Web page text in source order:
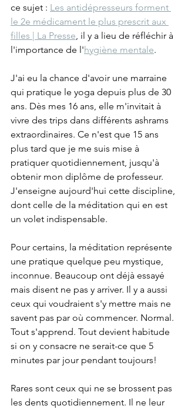
ce sujet : Les antidépresseurs forment
le 2e médicament le plus prescrit aux
filles | La Presse, il y a lieu de réfléchir à
l'importance de l'hygiène mentale.
J'ai eu la chance d'avoir une marraine
qui pratique le yoga depuis plus de 30
ans. Dès mes 16 ans, elle m'invitait à
vivre des trips dans différents ashrams
extraordinaires. Ce n'est que 15 ans
plus tard que je me suis mise à
pratiquer quotidiennement, jusqu'à
obtenir mon diplôme de professeur.
J'enseigne aujourd'hui cette discipline,
dont celle de la méditation qui en est
un volet indispensable.
Pour certains, la méditation représente
une pratique quelque peu mystique,
inconnue. Beaucoup ont déjà essayé
mais disent ne pas y arriver. Il y a aussi
ceux qui voudraient s'y mettre mais ne
savent pas par où commencer. Normal.
Tout s'apprend. Tout devient habitude
si on y consacre ne serait-ce que 5
minutes par jour pendant toujours!
Rares sont ceux qui ne se brossent pas
les dents quotidiennement. Il ne leur